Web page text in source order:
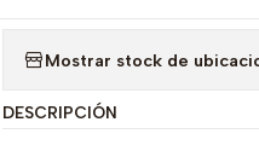
Mostrar stock de
DESCRIPCIÓN